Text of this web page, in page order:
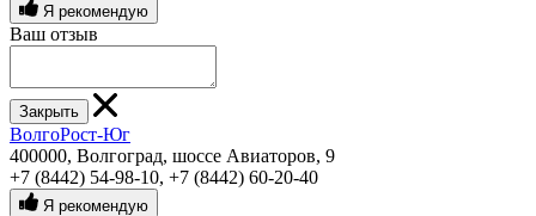
Я рекомендую
Ваш отзыв
Закрыть
ВолгоРост-Юг
400000, Волгоград, шоссе Авиаторов, 9
+7 (8442) 54-98-10, +7 (8442) 60-20-40
Я рекомендую